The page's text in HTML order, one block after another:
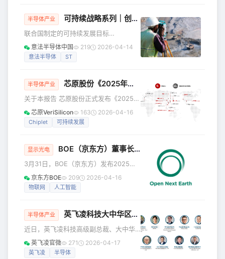
的引入以及AVB（Audio/Video
Bridging）和TSN（Time-Sensitive
Networking）协议的加持，为音视频在
车载以太网中实时传输提供了确定性时
延和同步能力。 传统模拟音频总线存在
半导体产业 可持续战略系列｜创造长期价值，赋能每一位利益相关者
联合国制定的可持续发展目标
（SDG），明确了2030年全球可持续发
展的优先任务与愿景，同时指出了当前
认识到自身肩负的责任，积极投身于这
些目标的实现，为全球可持续发展贡献
力量。 我们已将17项可持续发展目标，
与公司的核心议题、可持续发展规划及
商业战略进行精准匹配，最终锁定了一
为紧密的目标，为后续行
意法半导体中国 219 2026-04-14
意法半导体 ST
半导体产业 芯原股份《2025年可持续发展报告》正式发布
关于本报告 芯原股份正式发布《2025年
可持续发展报告》，叙述了芯原2025年
在追求经营绩效的同时，积极践行社会
生产力、智驾未来 · “芯”系安**全两大特
色专题和治理原则、以人为本、芯火燎
原、关爱地球**四大方面，通过丰富的
案例，图文并茂地展示了芯原在公司治
理、员工关怀、技术创新、构筑生态、
芯原VeriSilicon 163 2026-04-16
Chiplet 可持续发展
显示光电 BOE（京东方）董事长陈炎顺：以科技破局强动能，以笃行践诺促永续
3月31日，BOE（京东方）发布2025年
可持续发展报告，京东方董事长陈炎顺
发表寄语。 以下是陈炎顺寄语全文： 以
车轮驶入2026年——中国“十五五”规划
的开局之年，我们正置身于前所未有的
全球变革交汇点。百年工业革命推动的
高速发展，正与资源、生态及社会发展
的边界发生深刻碰撞；全球化竞合浪潮
京东方BOE 209 2026-04-16
物联网 人工智能
半导体产业 英飞凌科技大中华区首席财务官齐米乐 (Thomas Zimmerle) 当选中国德国商会・华东区董事会主席
近日，英飞凌科技高级副总裁、大中华
区首席财务官齐米乐（Thomas
Zimmerle）当选为中国德国商会・华东
英飞凌官微 271 2026-04-17
英飞凌 半导体